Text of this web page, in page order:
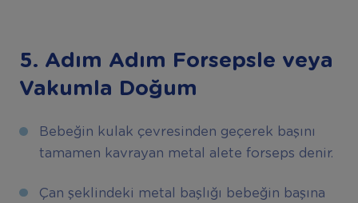
5. Adım Adım Forsepsle veya
Vakumla Doğum
Bebeğin kulak çevresinden geçerek başını
tamamen kavrayan metal alete forseps denir.
Çan şeklindeki metal başlığı bebeğin başına